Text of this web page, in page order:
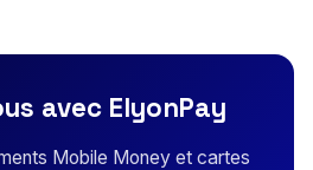
avec ElyonPay
Mobile Money et cartes